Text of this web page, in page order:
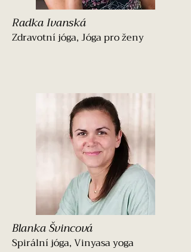
Radka Ivanská
Zdravotní jóga, Jóga pro ženy
Blanka Švincová
Spirální jóga, Vinyasa yoga